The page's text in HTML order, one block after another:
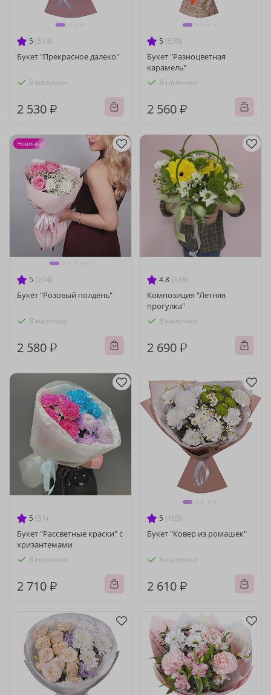
5 (534)
Букет "Прекрасное далеко"
В наличии
2 530 ₽
5 (530)
Букет "Разноцветная
карамель"
В наличии
2 560 ₽
5 (294)
Букет "Розовый полдень"
В наличии
2 580 ₽
Новинка
4.8 (338)
Композиция "Летняя
прогулка"
В наличии
2 690 ₽
5 (31)
Букет "Рассветные краски" с
хризантемами
В наличии
2 710 ₽
5 (165)
Букет "Ковер из ромашек"
В наличии
2 610 ₽